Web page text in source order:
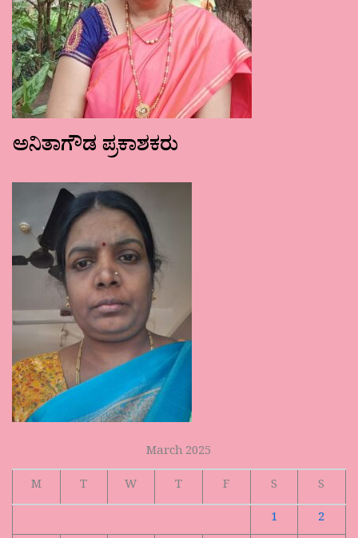
ಅನಿತಾಗೌಡ ಪ್ರಕಾಶಕರು
March 2025
M
T W T F S
S
1
2